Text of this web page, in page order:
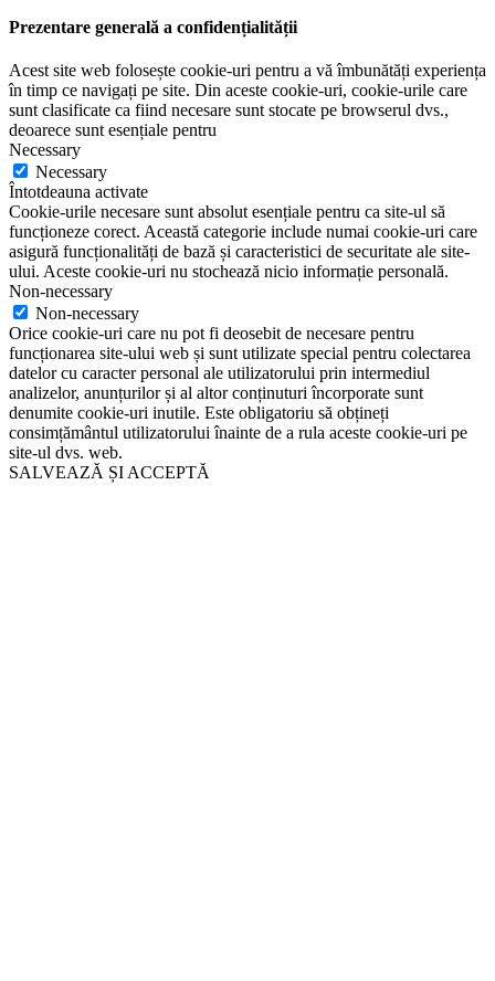
Prezentare generală a confidențialității
Acest site web folosește cookie-uri pentru a vă îmbunătăți experiența
în timp ce navigați pe site. Din aceste cookie-uri, cookie-urile care
sunt clasificate ca fiind necesare sunt stocate pe browserul dvs.,
deoarece sunt esențiale pentru
Necessary
Necessary
Întotdeauna activate
Cookie-urile necesare sunt absolut esențiale pentru ca site-ul să
funcționeze corect. Această categorie include numai cookie-uri care
asigură funcționalități de bază și caracteristici de securitate ale site-
ului. Aceste cookie-uri nu stochează nicio informație personală.
Non-necessary
Non-necessary
Orice cookie-uri care nu pot fi deosebit de necesare pentru
funcționarea site-ului web și sunt utilizate special pentru colectarea
datelor cu caracter personal ale utilizatorului prin intermediul
analizelor, anunțurilor și al altor conținuturi încorporate sunt
denumite cookie-uri inutile. Este obligatoriu să obțineți
consimțământul utilizatorului înainte de a rula aceste cookie-uri pe
site-ul dvs. web.
SALVEAZĂ ȘI ACCEPTĂ